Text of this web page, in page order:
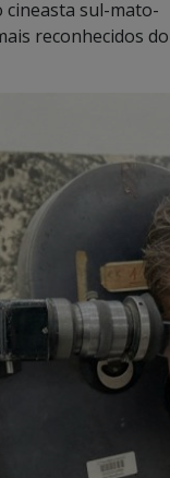
sul-mato-
reconhecidos do